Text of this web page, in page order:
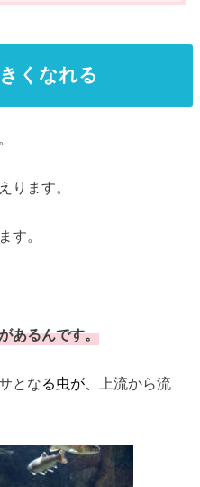
くなれる
ります。
す。
あるんです。
となる虫が、
上流から流